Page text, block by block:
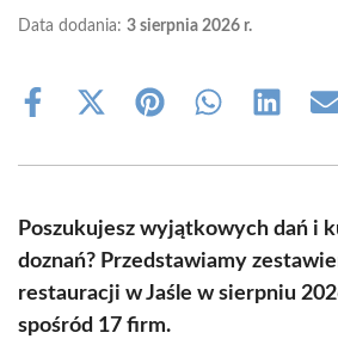
Data dodania: 3 sierpnia 2026 r.
Share
Share
(Twitter)
Share Share Share
Poszukujesz wyjątkowych dań i
doznań? Przedstawiamy
restauracji w Jaśle w sierpniu
spośród 17 firm.